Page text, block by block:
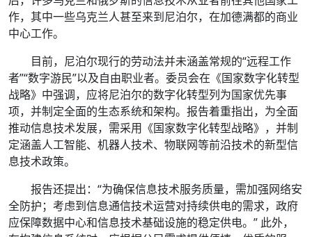
作，其中一些乌克兰人甚至来到尼泊尔，在加德满都的商业
中心工作。
目前，尼泊尔现行的劳动法并未涵盖常规的“远程工作
者”“数字游民”以及自由职业者。委员会在《国家数字化转型
战略》中强调，应将尼泊尔的数字化转型列为国家优先事
项，并制定全面的生态系统和架构。报告着重指出，为全面
推动信息技术发展，需采用《国家数字化转型战略》，并制
定涵盖人工智能、机器人技术、物联网等前沿技术的新型信
息技术政策。
报告还提出：“为确保信息技术服务质量，需加强网络安
全防护；考虑到信息通信技术运营对持续供电的需求，政府
应保障数据中心和信息技术基础设施的稳定供电。” 此外，